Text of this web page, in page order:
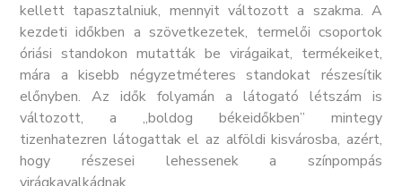
kellett tapasztalniuk, mennyit változott a szakma. A
kezdeti időkben a szövetkezetek, termelői csoportok
óriási standokon mutatták be virágaikat, termékeiket,
mára a kisebb négyzetméteres standokat részesítik
előnyben. Az idők folyamán a látogató létszám is
változott, a „boldog békeidőkben” mintegy
tizenhatezren látogattak el az alföldi kisvárosba, azért,
hogy részesei lehessenek a színpompás